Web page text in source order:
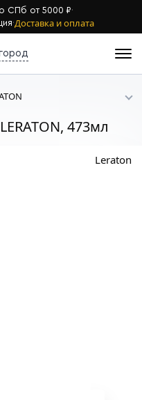
СПб от 5000 ₽·
·Доставка и оплата
473мл
Leraton